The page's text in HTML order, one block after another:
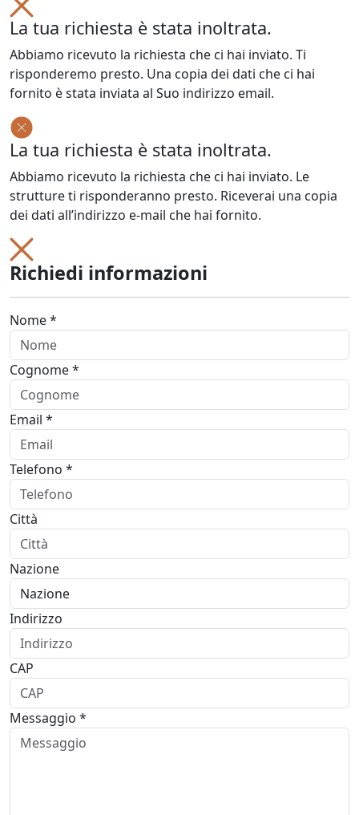
La tua richiesta è stata inoltrata.
Abbiamo ricevuto la richiesta che ci hai inviato. Ti
risponderemo presto. Una copia dei dati che ci hai
fornito è stata inviata al Suo indirizzo email.
La tua richiesta è stata inoltrata.
Abbiamo ricevuto la richiesta che ci hai inviato. Le
strutture ti risponderanno presto. Riceverai una copia
dei dati all’indirizzo e-mail che hai fornito.
Richiedi informazioni
Nome *
Cognome *
Email *
Telefono *
Città
Nazione
Indirizzo
CAP
Messaggio *